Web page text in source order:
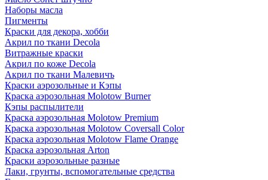
Наборы масла
Пигменты
Краски для декора, хобби
Акрил по ткани Decola
Витражные краски
Акрил по коже Decola
Акрил по ткани Малевичъ
Краски аэрозольные и Кэпы
Краска аэрозольная Molotow Burner
Кэпы распылители
Краска аэрозольная Molotow Premium
Краска аэрозольная Molotow Coversall Color
Краска аэрозольная Molotow Flame Orange
Краска аэрозольная Arton
Краски аэрозольные разные
Лаки, грунты, вспомогательные средства